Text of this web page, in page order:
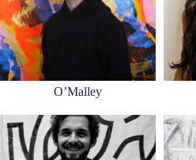
O’Malley